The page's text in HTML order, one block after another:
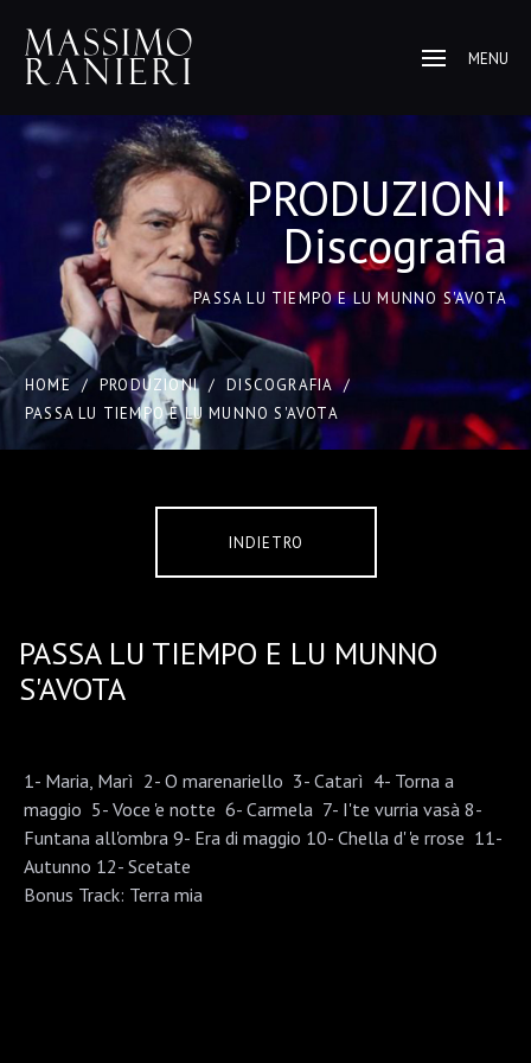
MENU
PRODUZIONI
Discografia
PASSA LU TIEMPO E LU MUNNO S'AVOTA
HOME / PRODUZIONI / DISCOGRAFIA /
PASSA LU TIEMPO E LU MUNNO S'AVOTA
INDIETRO
PASSA LU TIEMPO E LU MUNNO
S'AVOTA
1- Maria, Marì 2- O marenariello 3- Catarì 4- Torna a
maggio 5- Voce 'e notte 6- Carmela 7- I'te vurria vasà 8-
Funtana all'ombra 9- Era di maggio 10- Chella d' 'e rrose 11-
Autunno 12- Scetate
Bonus Track: Terra mia